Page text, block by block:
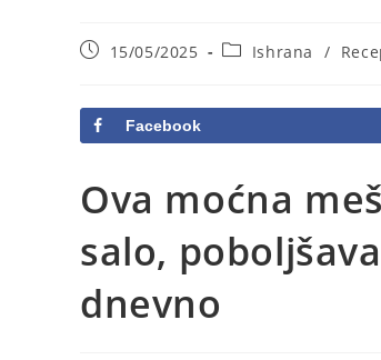
Post15/05/2025
PostIshrana /
Facebook
Ova moćna
salo,
dnevno